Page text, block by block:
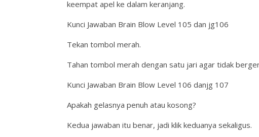
keempat apel ke dalam keranjang.
Kunci Jawaban Brain Blow Level 105 dan jg106
Tekan tombol merah.
Tahan tombol merah dengan satu jari agar tidak
Kunci Jawaban Brain Blow Level 106 danjg 107
Apakah gelasnya penuh atau kosong?
Kedua jawaban itu benar, jadi klik keduanya sekaligus.